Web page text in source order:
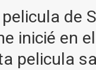
de
inicié en
pelicula